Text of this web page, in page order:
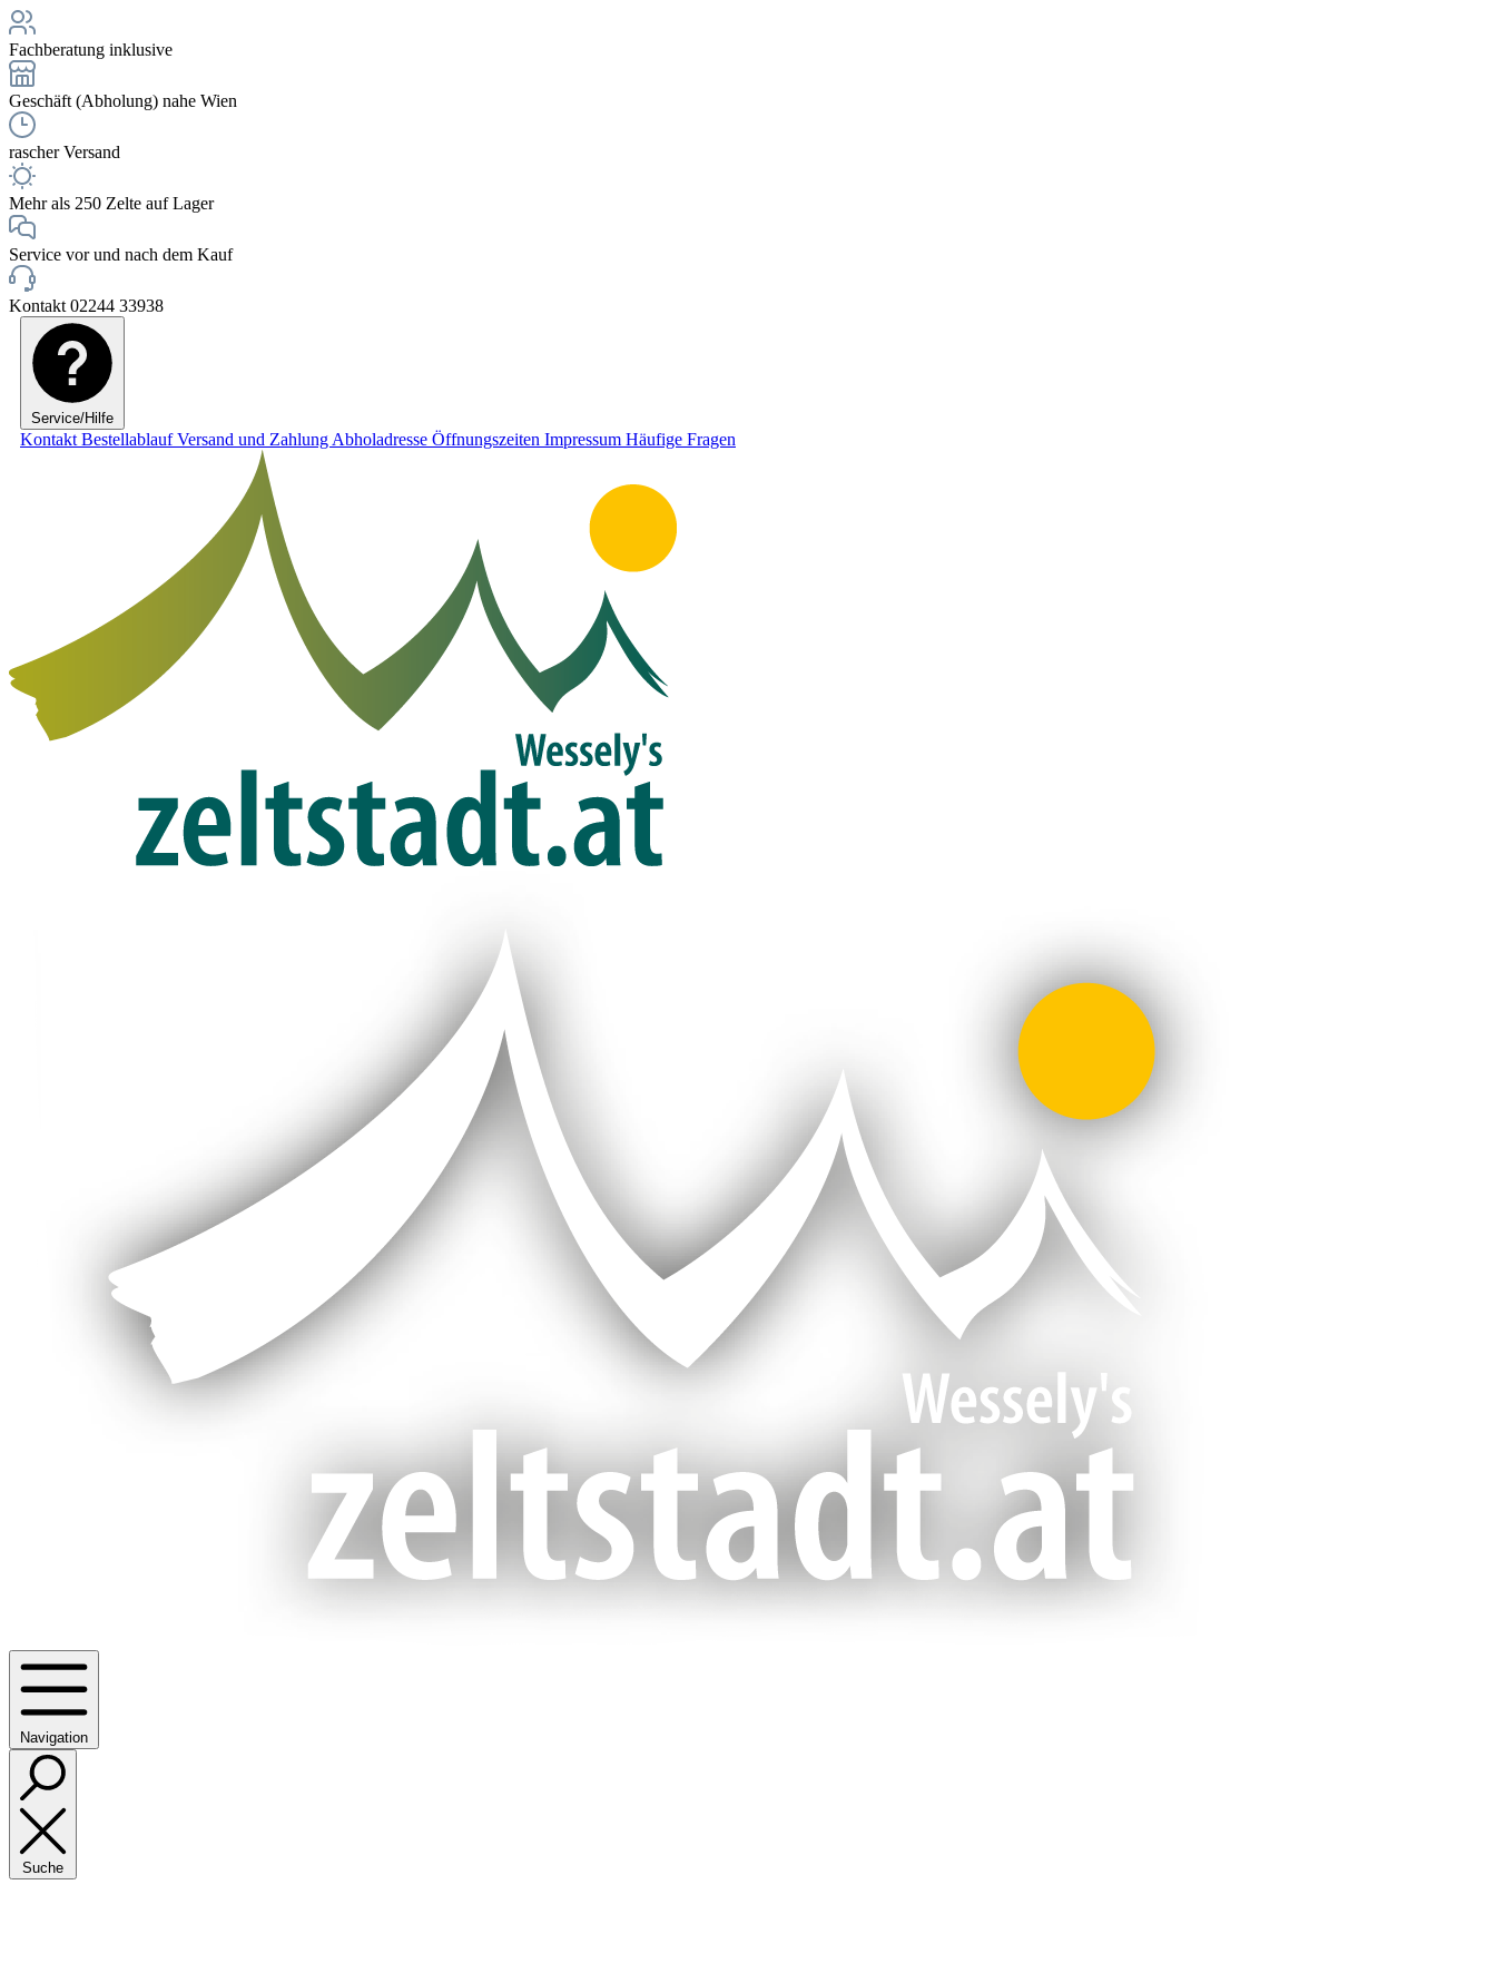
Fachberatung inklusive
Geschäft (Abholung) nahe Wien
rascher Versand
Mehr als 250 Zelte auf Lager
Service vor und nach dem Kauf
Kontakt 02244 33938
Service/Hilfe
Kontakt BestellablaufVersand und Zahlung Abholadresse Öffnungszeiten Impressum Häufige Fragen
Navigation
Suche